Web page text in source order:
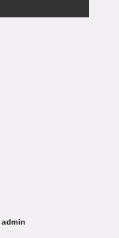
admin